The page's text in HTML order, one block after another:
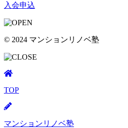
入会申込
© 2024 マンションリノベ塾
TOP
マンションリノベ塾